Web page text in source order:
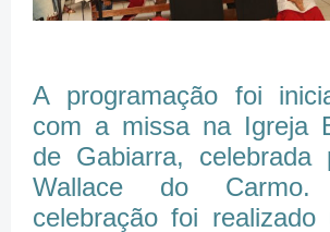
A programação foi
com a missa na Igreja
de Gabiarra, celebrada
Wallace do
celebração foi realizado